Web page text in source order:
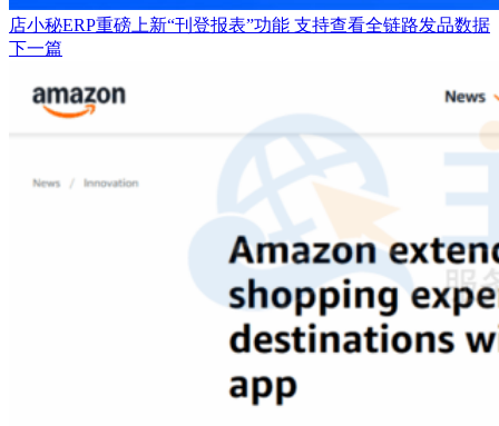
店小秘ERP重磅上新“刊登报表”功能 支持查看全链路发品数据
下一篇